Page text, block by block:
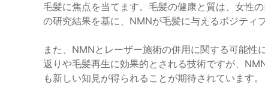
毛髪に焦点を当てます。毛髪の健康と質は、女性
の研究結果を基に、NMNが毛髪に与えるポジティ
また、NMNとレーザー施術の併用に関する可能
返りや毛髪再生に効果的とされる技術ですが、
も新しい知見が得られることが期待されています。